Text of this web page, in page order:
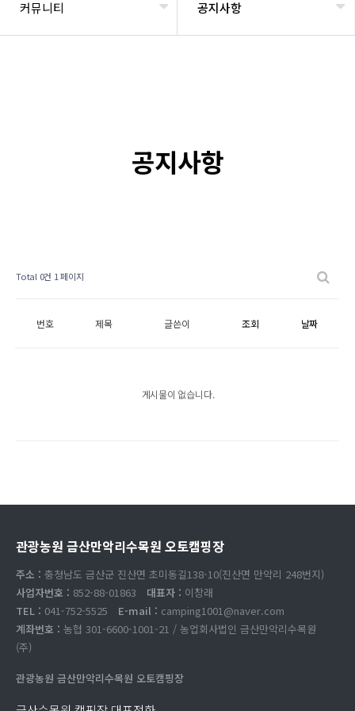
커뮤니티 공지사항
공지사항
Total 0건 1 페이지
번호 제목 글쓴이 조회 날짜
게시물이 없습니다.
관광농원 금산만악리수목원 오토캠핑장
주소 : 충청남도 금산군 진산면 초미동길138-10(진산면 만악리 248번지)
사업자번호 : 852-88-01863 대표자 : 이창래
TEL : 041-752-5525 E-mail : camping1001@naver.com
계좌번호 : 농협 301-6600-1001-21 / 농업회사법인 금산만악리수목원
(주)
관광농원 금산만악리수목원 오토캠핑장